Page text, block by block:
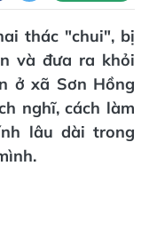
thác "chui", bị
và đưa ra khỏi
ở xã Sơn Hồng
nghĩ, cách làm
lâu dài trong